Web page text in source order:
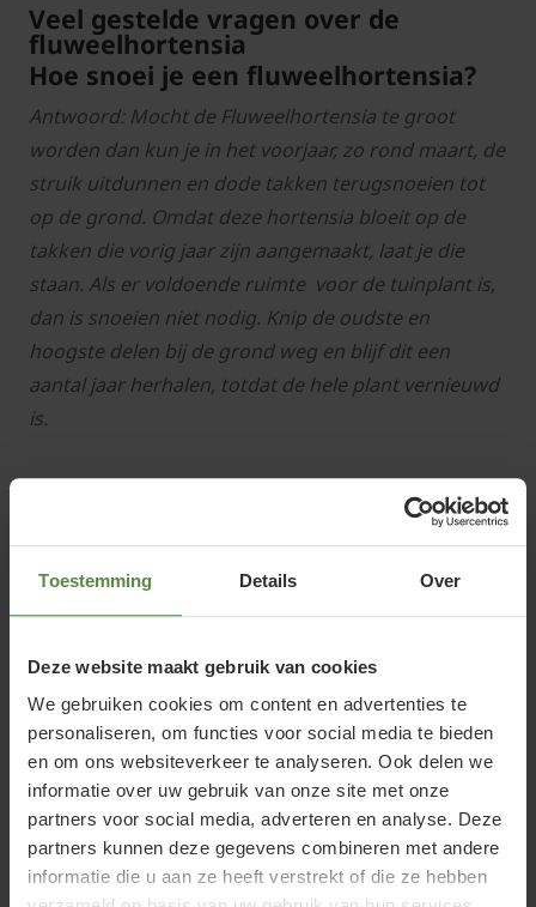
Toestemming Details Over
Deze website maakt gebruik van cookies
We gebruiken cookies om content en advertenties te
personaliseren, om functies voor social media te bieden
en om ons websiteverkeer te analyseren. Ook delen we
informatie over uw gebruik van onze site met onze
partners voor social media, adverteren en analyse. Deze
partners kunnen deze gegevens combineren met andere
informatie die u aan ze heeft verstrekt of die ze hebben
Veel gestelde vragen over de
fluweelhortensia
Hoe snoei je een fluweelhortensia?
Antwoord: Mocht de Fluweelhortensia te groot
worden dan kun je in het voorjaar, zo rond maart, de
struik uitdunnen en dode takken terugsnoeien tot
op de grond. Omdat deze hortensia bloeit op de
takken die vorig jaar zijn aangemaakt, laat je die
staan. Als er voldoende ruimte voor de tuinplant is,
dan is snoeien niet nodig. Knip de oudste en
hoogste delen bij de grond weg en blijf dit een
aantal jaar herhalen, totdat de hele plant vernieuwd
is.
Welke hortensia voor bijen?
Antwoord: de pluimhortensia is bekend voor zijn
Is Hydrangea een hortensia?
Antwoord: Hydrangea is de Latijnse naam en
hortensia de volksnaam voor dezelfde plant.